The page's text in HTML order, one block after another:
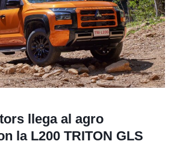
llega al agro
la L200 TRITON GLS